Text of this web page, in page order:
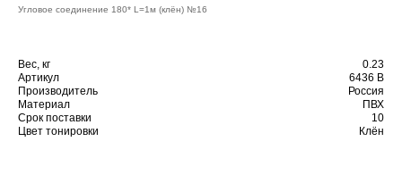
Угловое соединение 180* L=1м (клён) №16
Вес, кг
0.23
Артикул
6436 B
Производитель
Россия
Материал
ПВХ
Срок поставки
10
Цвет тонировки
Клён